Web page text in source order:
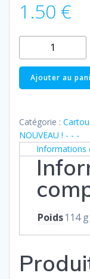
1.50 €
quantité
de
Pleine
:
35
XL
black
(série
cadenas)
Ajouter au
Catégorie :
NOUVEAU ! - - -
Informations
Poids114 g